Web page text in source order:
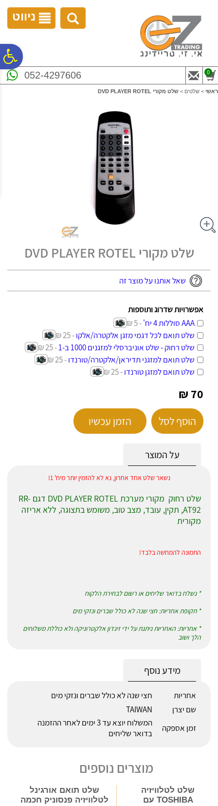
נגישות
ניווט
052-4297606 0
ראשי > שלטים > שלט מקורי DVD PLAYER ROTEL
שלט מקורי DVD PLAYER ROTEL
שאל אותנו על מוצר זה
אפשרויות שדרוג ותוספות
AAA סוללות 4 יח'
- 5 ₪
שלט תואם לכל דגמי מזגן אלקטרה/אלקו- 25 ₪
שלט רחוק - שלט אוניברסלי למזגנים 1000 ב-1
- 25 ₪
שלט תואם למזגני תדיראן/אלקטרה/טורנדו- 25 ₪
שלט תואם למזגן טורנדו- 25 ₪
70 ₪
הוסף לסל הזמן עכשיו
על המוצר
נשאר שלט אחד אחרון, נא לא להזמין יותר מיח' 1!
שלט רחוק מקורי מערכת DVD PLAYER ROTEL דגם RR-
AT92, תקין, עובד, מצב טוב, משומש בתצוגה, ללא אריזה
מקורית
התמונה להמחשה בלבד!
* נשלח בדואר שליחים או רשום לבחירת הלקוח
* תקופת אחריות: חצי שנה לא כולל שברים ונזקי מים
* אחריות: האחריות ניתנת על ידי זיגדון אלקטרוניקה ולא כוללת משלוחים
הלך ושוב
מידע נוסף
אחריות
חצי שנה לא כולל שברים ונזקי מים
שם יצרן
TAIWAN
זמן אספקה
המשלוח יוצא עד 3 ימים לאחר ההזמנה
בדואר שליחים
מוצרים נוספים
שלט לטלוויזיה
TOSHIBA עם
שלט תואם אורגינל
לטלוויזיה פנסוניק חכמה